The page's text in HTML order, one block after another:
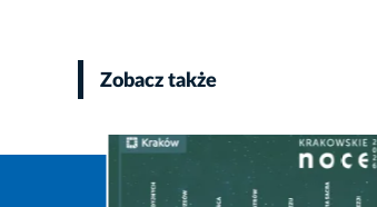
Zobacz także